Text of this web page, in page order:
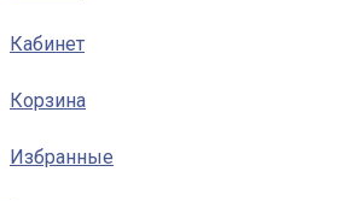
Кабинет
Корзина
Избранные